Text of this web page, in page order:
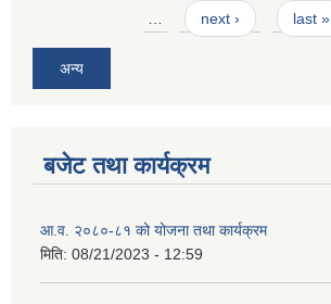
next › last »
अन्य
बजेट तथा कार्यक्रम
आ.व. २०८०-८१ को योजना तथा कार्यक्रम
मिति: 08/21/2023 - 12:59